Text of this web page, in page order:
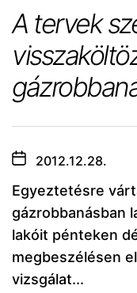
A tervek
2012.12.28.
Egyeztetésre
gázrobbanásban
lakóit pénteken
megbeszélésen
vizsgálat...